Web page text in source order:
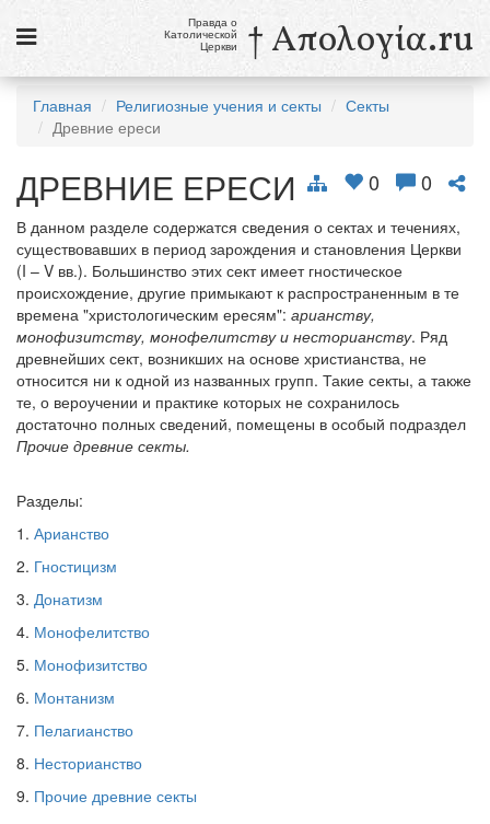
Новости
Католики в России
Галерея
Викторины
Ссылки
Религиозные учения и секты, справочник
8 августа
Св. Доминик, священник
Обратная связь
mail@apologia.ru
Отправить сообщение
Вход
Правда о
Католической
Церкви † Απολογία.ru
Главная Религиозные учения и секты
Секты
Древние ереси
0 0
ДРЕВНИЕ ЕРЕСИ
В данном разделе содержатся сведения о сектах и течениях,
существовавших в период зарождения и становления Церкви
(I – V вв.). Большинство этих сект имеет гностическое
происхождение, другие примыкают к распространенным в те
времена "христологическим ересям": арианству,
монофизитству, монофелитству и несторианству. Ряд
древнейших сект, возникших на основе христианства, не
относится ни к одной из названных групп. Такие секты, а также
те, о вероучении и практике которых не сохранилось
достаточно полных сведений, помещены в особый подраздел
Прочие древние секты.
Разделы:
1. Арианство
2. Гностицизм
3. Донатизм
4. Монофелитство
5. Монофизитство
6. Монтанизм
7. Пелагианство
8. Несторианство
9. Прочие древние секты